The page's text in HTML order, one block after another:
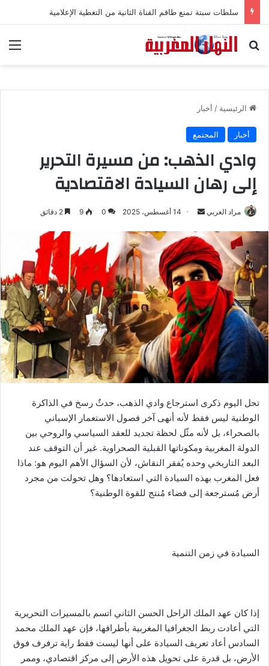
سلطات سبتة تمنع طاقم القناة الثانية من التغطية الإعلامية
بحث عن
الرئيسية / أخبار
أخبار المجتمع
وادي الذهب: من مسيرة التحرير
إلى رهان السيادة الاقتصادية
مراد العربي
س
ل
ب
ر
ي
د
ا
إ
ل
ك
ت
ر
و
14 أغسطس، 2025 0
9
تحل اليوم ذكرى استرجاع وادي الذهب، حدثٌ رسخ في الذاكرة
الوطنية ليس فقط لأنه أنهى آخر فصول الاستعمار الإسباني
بالصحراء، بل لأنه مثّل لحظة تجديد للعقد السياسي والروحي بين
الدولة المغربية ومكوناتها القبلية الصحراوية. غير أن التوقف عند
البعد التاريخي وحده يُفقر النقاش، لأن السؤال الأهم اليوم هو: ماذا
فعل المغرب بهذه السيادة التي استعادها؟ وهل تحولت من مجرد
أرض مُسترجعة إلى فضاء مُنتج للقوة الوطنية؟
السيادة في زمن التنمية
إذا كان عهد الملك الراحل الحسن الثاني اتسم بالمسيرات التحريرية
التي أعادت ربط الجغرافيا المغربية بأطرافها، فإن عهد الملك محمد
السادس أعاد تعريف السيادة على أنها ليست فقط راية ترفرف فوق
الأرض، بل قدرة على تحويل هذه الأرض إلى مركز اقتصادي، وممر